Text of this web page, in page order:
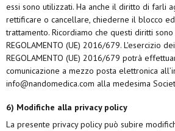
essi sono utilizzati. Ha anche il diritto di farli
rettificare o cancellare, chiederne il blocco
trattamento. Ricordiamo che questi diritti
REGOLAMENTO (UE) 2016/679. L'esercizio
REGOLAMENTO (UE) 2016/679 potrà
comunicazione a mezzo posta elettronica
info@nandomedica.com alla medesima
6) Modifiche alla privacy policy
La presente privacy policy può subire